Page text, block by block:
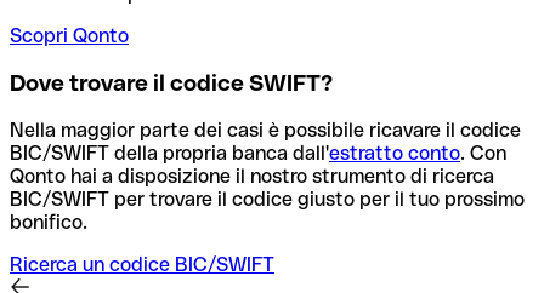
Scopri Qonto
Dove trovare il codice SWIFT?
Nella maggior parte dei casi è possibile ricavare il codice
BIC/SWIFT della propria banca dall'estratto conto. Con
Qonto hai a disposizione il nostro strumento di ricerca
BIC/SWIFT per trovare il codice giusto per il tuo prossimo
bonifico.
Ricerca un codice BIC/SWIFT